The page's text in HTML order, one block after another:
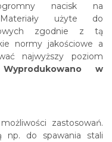
nacisk na
użyte do
zgodnie z tą
normy jakościowe a
najwyższy poziom
Wyprodukowano w
zastosowań.
np. do spawania stali